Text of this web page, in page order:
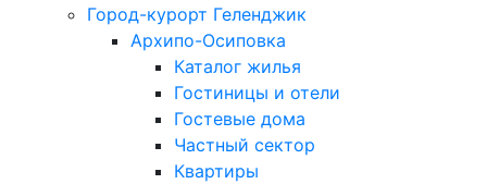
Город-курорт Геленджик
Архипо-Осиповка
Каталог жилья
Гостиницы и отели
Гостевые дома
Частный сектор
Квартиры